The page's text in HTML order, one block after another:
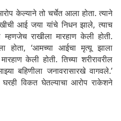
केल्याने तो चर्चेत आला होता. त्याने
आई जया यांचे निधन झाले, त्याच
म्हणजेच राखीला मारहाण केली होती.
होता, ‘आमच्या आईचा मृत्यू झाला
केली होती. तिच्या शरीरावरील
बहिणीला जनावरासारखे वागवले.’
विकत घेतल्याचा आरोप राकेशने